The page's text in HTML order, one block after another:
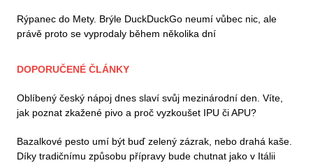
Rýpanec do Mety. Brýle DuckDuckGo neumí vůbec nic, ale
právě proto se vyprodaly během několika dní
DOPORUČENÉ ČLÁNKY
Oblíbený český nápoj dnes slaví svůj mezinárodní den. Víte,
jak poznat zkažené pivo a proč vyzkoušet IPU či APU?
Bazalkové pesto umí být buď zelený zázrak, nebo drahá kaše.
Díky tradičnímu způsobu přípravy bude chutnat jako v Itálii